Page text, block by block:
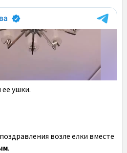
ее ушки.
возле елки вместе
.